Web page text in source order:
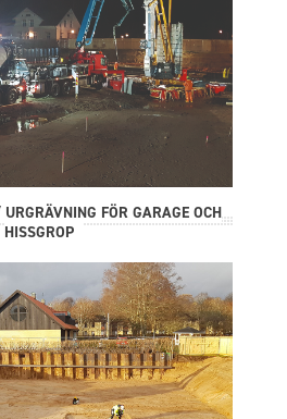
FÖR GARAGE OCH
HISSGROP